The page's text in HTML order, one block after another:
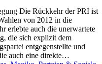
Die Rückkehr der PRI ist
von 2012 in die
erlebte auch die unerwartete
die sich explizit dem
entgegenstellte und
auch eine direkte…